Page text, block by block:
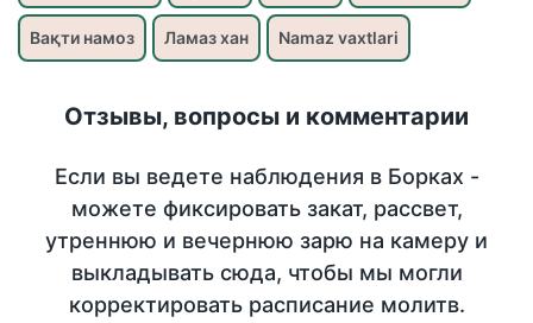
Вақти намоз Ламаз хан Namaz vaxtlari
Отзывы, вопросы и комментарии
Если вы ведете наблюдения в Борках -
можете фиксировать закат, рассвет,
утреннюю и вечернюю зарю на камеру и
выкладывать сюда, чтобы мы могли
корректировать расписание молитв.